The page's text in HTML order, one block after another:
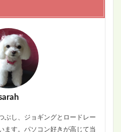
ぶし、ジョギングとロードレー
ます。パソコン好きが高じて当